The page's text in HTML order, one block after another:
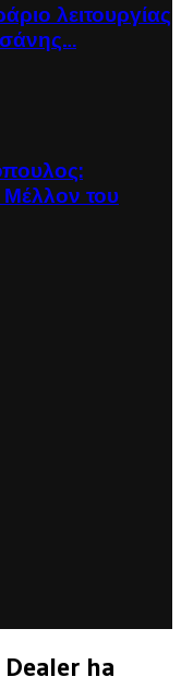
λειτουργίας
Μέλλον του
ha